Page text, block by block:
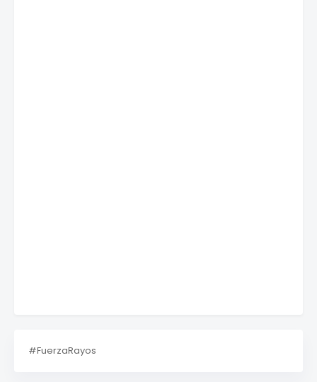
#FuerzaRayos